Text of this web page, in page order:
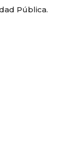
Pública.